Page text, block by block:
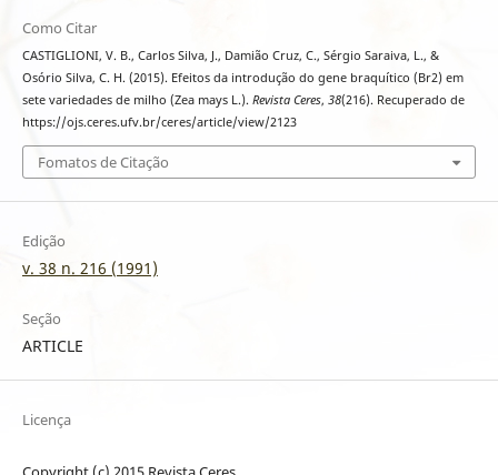
Como Citar
CASTIGLIONI, V. B., Carlos Silva, J., Damião Cruz, C., Sérgio Saraiva, L., &
Osório Silva, C. H. (2015). Efeitos da introdução do gene braquítico (Br2) em
sete variedades de milho (Zea mays L.). Revista Ceres, 38(216). Recuperado de
https://ojs.ceres.ufv.br/ceres/article/view/2123
Fomatos de Citação
Edição
v. 38 n. 216 (1991)
Seção
ARTICLE
Licença